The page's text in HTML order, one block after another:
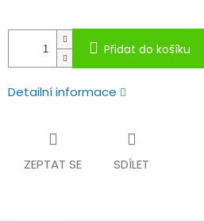
Přidat do košíku
Detailní informace
ZEPTAT SE SDÍLET